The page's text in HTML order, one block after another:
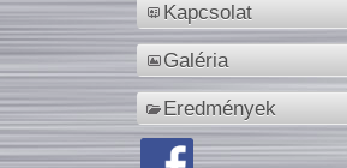
Kapcsolat
Galéria
Eredmények